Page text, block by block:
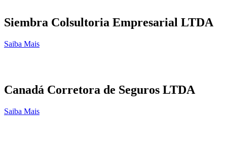
Siembra Colsultoria Empresarial LTDA
Saiba Mais
Canadá Corretora de Seguros LTDA
Saiba Mais